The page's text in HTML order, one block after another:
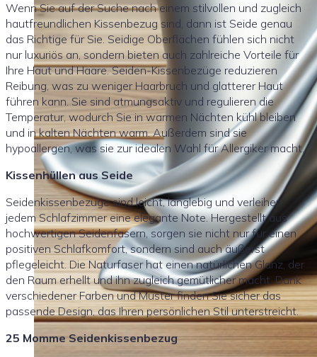
Wenn Sie auf der Suche nach einem stilvollen und zugleich
hautfreundlichen Kissenbezug sind, dann ist Seide genau
das Richtige für Sie. Seidige Oberflächen fühlen sich nicht
nur luxuriös an, sondern bieten auch zahlreiche Vorteile für
Ihre Haut und Haare. Seiden-Kissenbezüge reduzieren
Reibung, was zu weniger Haarbruch und glatterer Haut
führen kann. Sie sind atmungsaktiv und regulieren die
Temperatur, wodurch Sie in warmen Nächten kühl bleiben
und in kalten Nächten warm. Außerdem sind sie
hypoallergen, was sie zur idealen Wahl für Allergiker macht.
Kissenhüllen aus Seide
Seidenkissenbezüge sind leicht, langlebig und verleihen
jedem Schlafzimmer eine elegante Note. Hergestellt aus
hochwertigen Seidenfasern, sorgen sie nicht nur für einen
positiven Schlafkomfort, sondern sind auch äußerst
pflegeleicht. Die Naturfaser hat einen natürlichen Glanz, der
den Raum erhellt und ihn zugleich gemütlicher macht. Dank
verschiedener Farben und Muster finden Sie sicher das
passende Design, das Ihren persönlichen Stil unterstreicht.
25 Momme Seidenkissenbezug